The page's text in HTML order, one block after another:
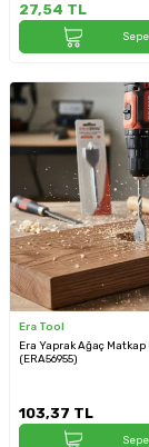
27,54 TL
Era Tool
Era Yaprak Ağaç Matkap
(ERA56955)
103,37 TL